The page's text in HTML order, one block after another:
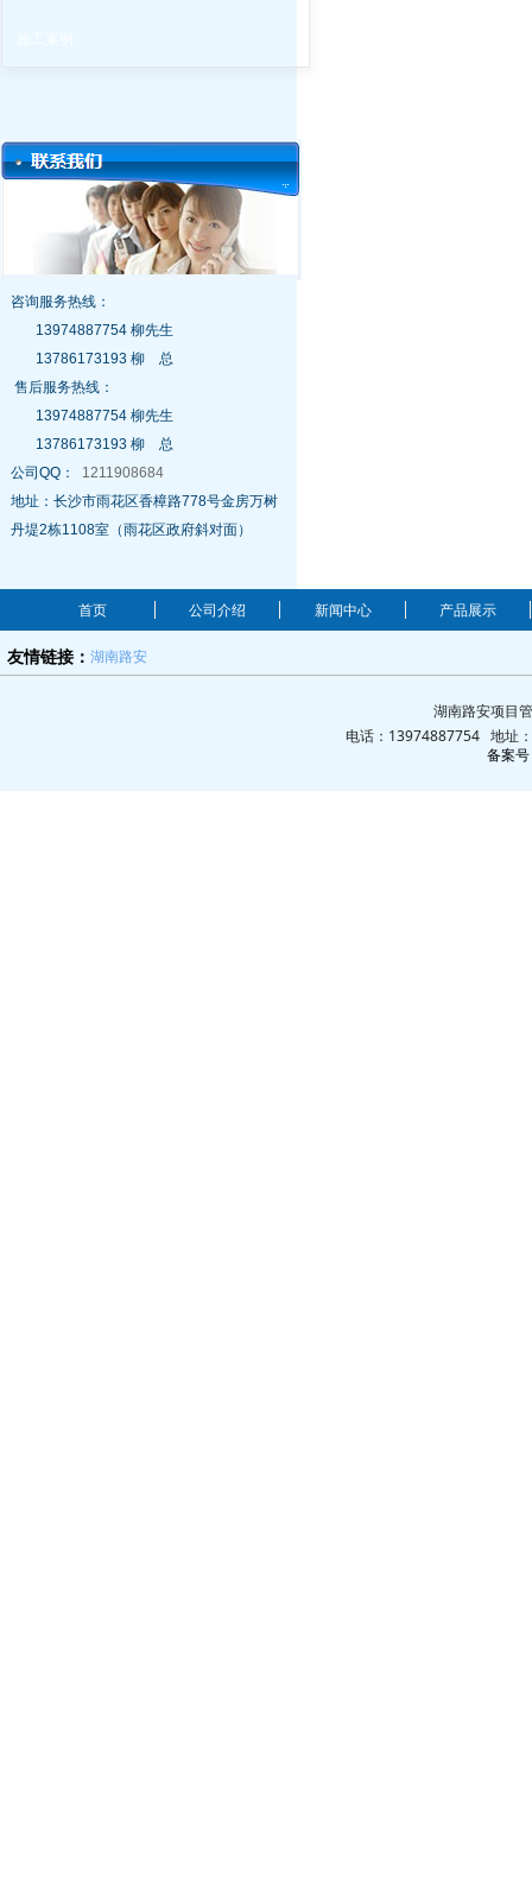
咨询服务热线：
13974887754 柳先生
13786173193 柳 总
售后服务热线：
13974887754 柳先生
13786173193 柳 总
公司QQ： 1211908684
地址：长沙市雨花区香樟路778号金房万树
丹堤2栋1108室（雨花区政府斜对面）
首页 公司介绍 新闻中心 产品展示
湖南路安项目
电话：13974887754 地址
备案
友情链接： 湖南路安